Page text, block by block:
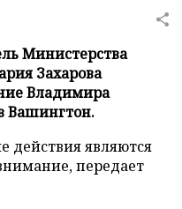
Министерства
Захарова
Владимира
Вашингтон.
действия являются
передает